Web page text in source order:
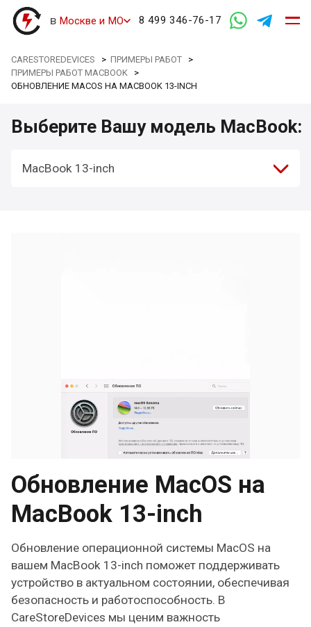
в Москве и МО 8 499 346-76-17
CARESTOREDEVICES >ПРИМЕРЫ РАБОТ >
ПРИМЕРЫ РАБОТ MACBOOK >
ОБНОВЛЕНИЕ MACOS НА MACBOOK 13-INCH
Выберите Вашу модель MacBook:
MacBook 13-inch
Обновление MacOS на
MacBook 13-inch
Обновление операционной системы MacOS на
вашем MacBook 13-inch поможет поддерживать
устройство в актуальном состоянии, обеспечивая
безопасность и работоспособность. В
CareStoreDevices мы ценим важность